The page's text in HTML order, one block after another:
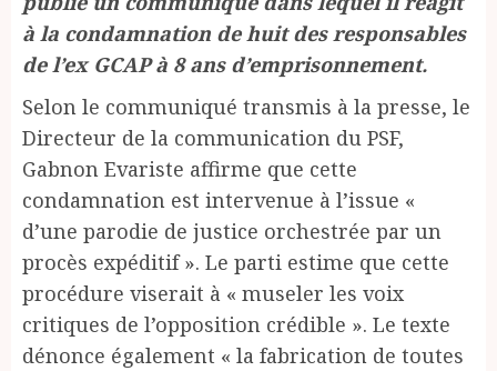
à la condamnation de huit des responsables
de l’ex GCAP à 8 ans d’emprisonnement.
Selon le communiqué transmis à la presse, le
Directeur de la communication du PSF,
Gabnon Evariste affirme que cette
condamnation est intervenue à l’issue «
d’une parodie de justice orchestrée par un
procès expéditif ». Le parti estime que cette
procédure viserait à « museler les voix
critiques de l’opposition crédible ». Le texte
dénonce également « la fabrication de toutes